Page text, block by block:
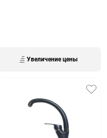
Увеличение цены